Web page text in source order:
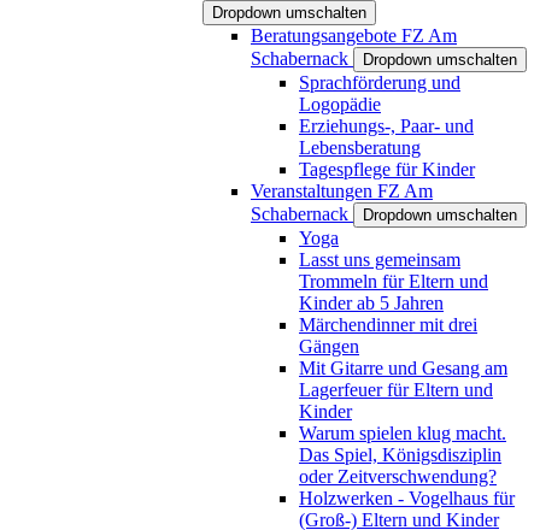
Dropdown umschalten
Beratungsangebote FZ Am
Schabernack
Dropdown umschalten
Sprachförderung und
Logopädie
Erziehungs-, Paar- und
Lebensberatung
Tagespflege für Kinder
Veranstaltungen FZ Am
Schabernack
Dropdown umschalten
Yoga
Lasst uns gemeinsam
Trommeln für Eltern und
Kinder ab 5 Jahren
Märchendinner mit drei
Gängen
Mit Gitarre und Gesang am
Lagerfeuer für Eltern und
Kinder
Warum spielen klug macht.
Das Spiel, Königsdisziplin
oder Zeitverschwendung?
Holzwerken - Vogelhaus für
(Groß-) Eltern und Kinder